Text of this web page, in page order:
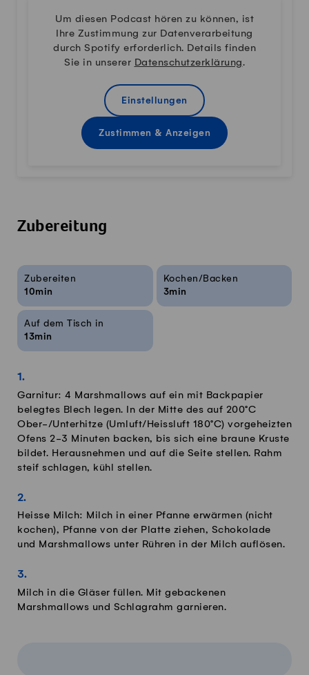
Um diesen Podcast hören zu können, ist
Ihre Zustimmung zur Datenverarbeitung
durch Spotify erforderlich. Details finden
Sie in unserer Datenschutzerklärung.
Einstellungen
Zustimmen & Anzeigen
Zubereitung
Rezeptinfos
Zubereiten
10min
Kochen/Backen
3min
Auf dem Tisch in
13min
Garnitur: 4 Marshmallows auf ein mit Backpapier
belegtes Blech legen. In der Mitte des auf 200°C
Ober-/Unterhitze (Umluft/Heissluft 180°C) vorgeheizten
Ofens 2-3 Minuten backen, bis sich eine braune Kruste
bildet. Herausnehmen und auf die Seite stellen. Rahm
steif schlagen, kühl stellen.
Heisse Milch: Milch in einer Pfanne erwärmen (nicht
kochen), Pfanne von der Platte ziehen, Schokolade
und Marshmallows unter Rühren in der Milch auflösen.
Milch in die Gläser füllen. Mit gebackenen
Marshmallows und Schlagrahm garnieren.